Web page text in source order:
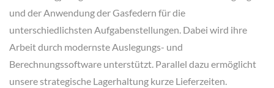
und der Anwendung der Gasfedern für die
unterschiedlichsten Aufgabenstellungen. Dabei wird ihre
Arbeit durch modernste Auslegungs- und
Berechnungssoftware unterstützt. Parallel dazu ermöglicht
unsere strategische Lagerhaltung kurze Lieferzeiten.